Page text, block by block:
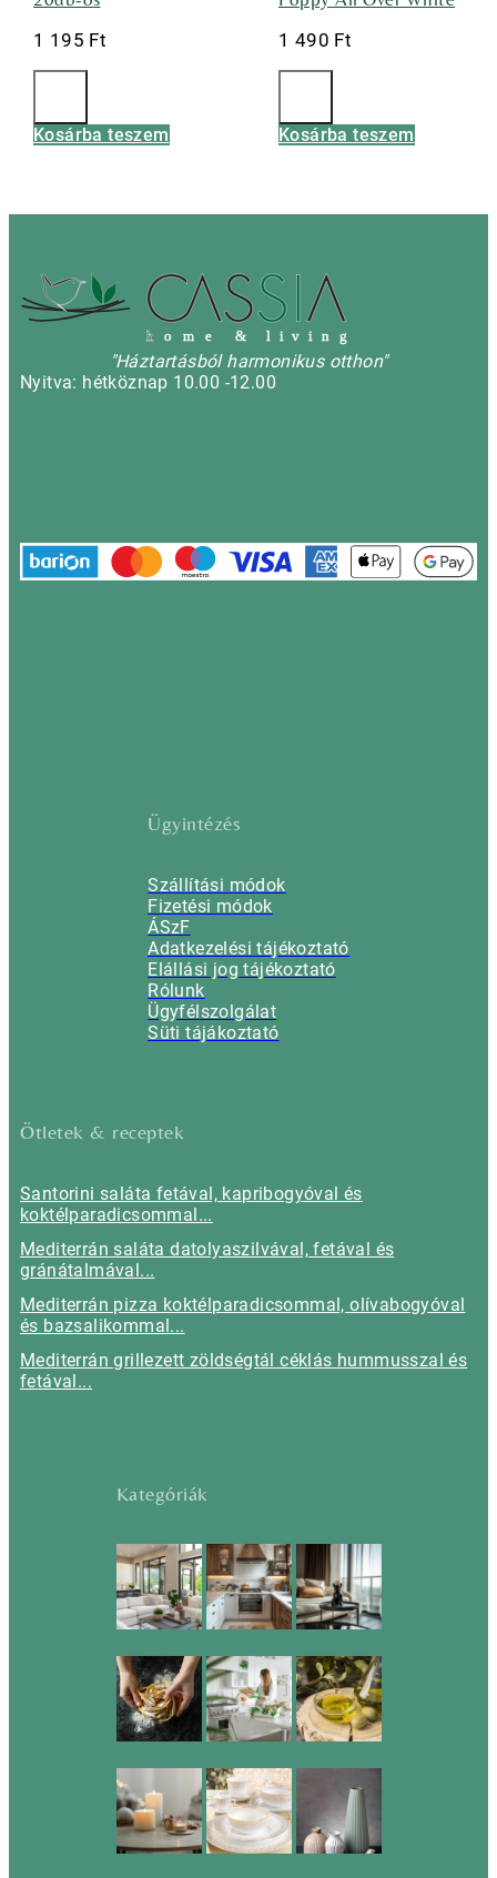
1 195 Ft
Kosárba teszem
1 490 Ft
Kosárba teszem
h o m e & l i v i n g
"Háztartásból harmonikus otthon"
Nyitva: hétköznap 10.00 -12.00
Ügyintézés
Szállítási módok
Fizetési módok
ÁSzF
Adatkezelési tájékoztató
Elállási jog tájékoztató
Rólunk
Ügyfélszolgálat
Süti tájákoztató
Ötletek & receptek
Santorini saláta fetával, kapribogyóval és
koktélparadicsommal...
Mediterrán saláta datolyaszilvával, fetával és
gránátalmával...
Mediterrán pizza koktélparadicsommal, olívabogyóval
és bazsalikommal...
Mediterrán grillezett zöldségtál céklás hummusszal és
fetával...
Kategóriák